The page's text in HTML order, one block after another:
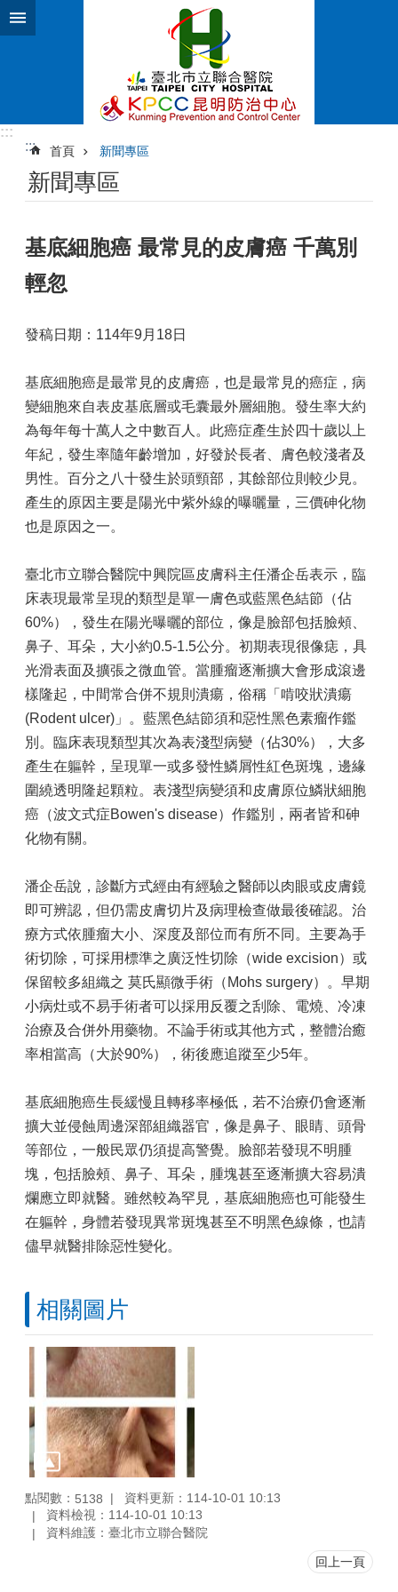
跳到主要內容區塊
:::
:::
首頁 新聞專區
新聞專區
基底細胞癌 最常見的皮膚癌 千萬別
輕忽
發稿日期：114年9月18日
基底細胞癌是最常見的皮膚癌，也是最常見的癌症，病
變細胞來自表皮基底層或毛囊最外層細胞。發生率大約
為每年每十萬人之中數百人。此癌症產生於四十歲以上
年紀，發生率隨年齡增加，好發於長者、膚色較淺者及
男性。百分之八十發生於頭頸部，其餘部位則較少見。
產生的原因主要是陽光中紫外線的曝曬量，三價砷化物
也是原因之一。
臺北市立聯合醫院中興院區皮膚科主任潘企岳表示，臨
床表現最常呈現的類型是單一膚色或藍黑色結節（佔
60%），發生在陽光曝曬的部位，像是臉部包括臉頰、
鼻子、耳朵，大小約0.5-1.5公分。初期表現很像痣，具
光滑表面及擴張之微血管。當腫瘤逐漸擴大會形成滾邊
樣隆起，中間常合併不規則潰瘍，俗稱「啃咬狀潰瘍
(Rodent ulcer)」。藍黑色結節須和惡性黑色素瘤作鑑
別。臨床表現類型其次為表淺型病變（佔30%），大多
產生在軀幹，呈現單一或多發性鱗屑性紅色斑塊，邊緣
圍繞透明隆起顆粒。表淺型病變須和皮膚原位鱗狀細胞
癌（波文式症Bowen's disease）作鑑別，兩者皆和砷
化物有關。
潘企岳說，診斷方式經由有經驗之醫師以肉眼或皮膚鏡
即可辨認，但仍需皮膚切片及病理檢查做最後確認。治
療方式依腫瘤大小、深度及部位而有所不同。主要為手
術切除，可採用標準之廣泛性切除（wide excision）或
保留較多組織之 莫氏顯微手術（Mohs surgery）。早期
小病灶或不易手術者可以採用反覆之刮除、電燒、冷凍
治療及合併外用藥物。不論手術或其他方式，整體治癒
率相當高（大於90%），術後應追蹤至少5年。
基底細胞癌生長緩慢且轉移率極低，若不治療仍會逐漸
擴大並侵蝕周邊深部組織器官，像是鼻子、眼睛、頭骨
等部位，一般民眾仍須提高警覺。臉部若發現不明腫
塊，包括臉頰、鼻子、耳朵，腫塊甚至逐漸擴大容易潰
爛應立即就醫。雖然較為罕見，基底細胞癌也可能發生
在軀幹，身體若發現異常斑塊甚至不明黑色線條，也請
儘早就醫排除惡性變化。
相關圖片
點閱數： 5138
資料更新：114-10-01 10:13
資料檢視：114-10-01 10:13
資料維護：臺北市立聯合醫院
回上一頁